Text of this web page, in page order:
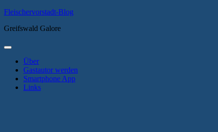
Zum
springen
Fleischervorstadt-Blog
Greifswald Galore
Primäres
Über
Gastautor werden
Smartphone App
Links